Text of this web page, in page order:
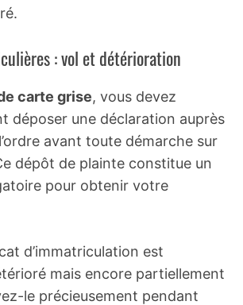
: vol et détérioration
carte grise, vous devez
déposer une déclaration auprès
avant toute démarche sur
dépôt de plainte constitue un
pour obtenir votre
d’immatriculation est
mais encore partiellement
le précieusement pendant